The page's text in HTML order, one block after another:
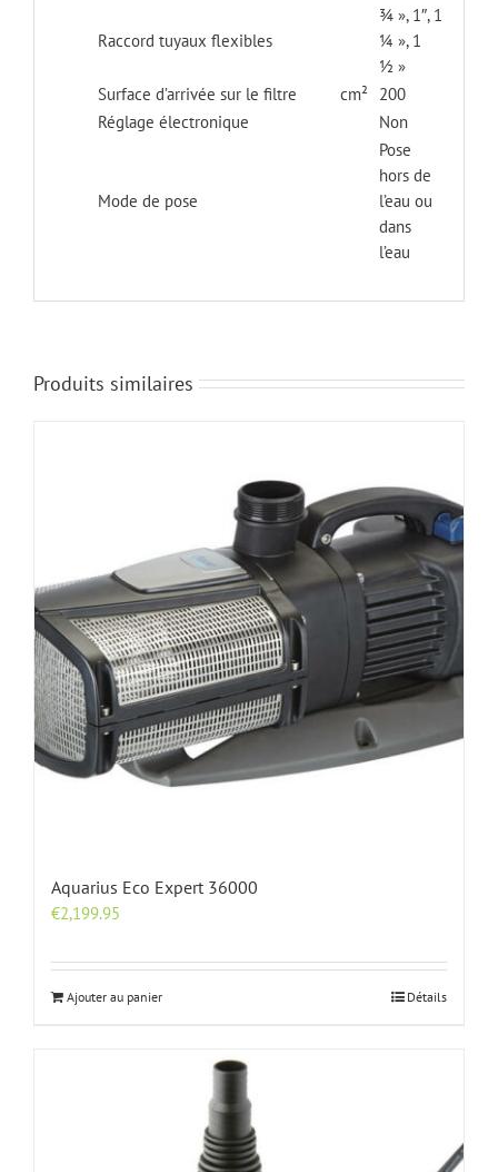
Raccord tuyaux flexibles
¾ », 1″, 1
¼ », 1
½ »
Surface d’arrivée sur le filtre
cm²
200
Réglage électronique
Non
Mode de pose
Pose
hors de
l’eau ou
dans
l’eau
Produits similaires
Aquarius Eco Expert 36000
€2,199.95
Ajouter au panier Détails